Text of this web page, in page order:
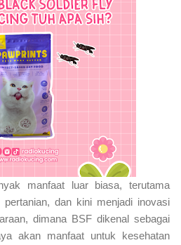
manfaat luar biasa, terutama
pertanian, dan kini menjadi inovasi
dimana BSF dikenal sebagai
akan manfaat untuk kesehatan